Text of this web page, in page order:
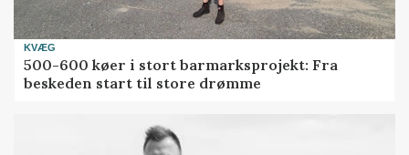
KVÆG
500-600 køer i stort barmarksprojekt: Fra
beskeden start til store drømme